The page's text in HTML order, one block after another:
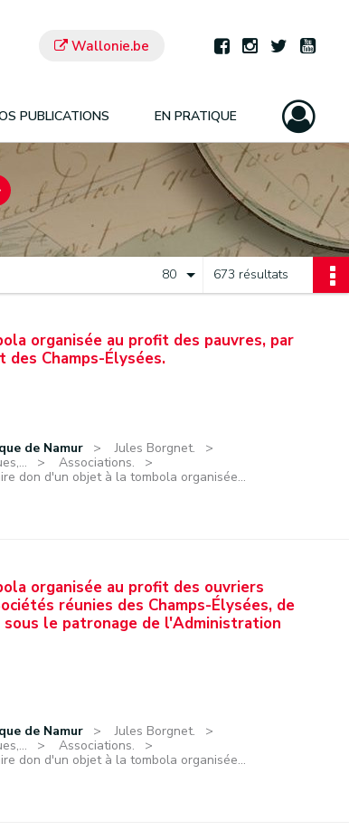
Wallonie.be
PUBLICATIONS EN PRATIQUE
673 résultats
80
organisée au profit des pauvres, par
des Champs-Élysées.
de Namur
Jules Borgnet.
Associations.
don d'un objet à la tombola organisée...
organisée au profit des ouvriers
réunies des Champs-Élysées, de
le patronage de l'Administration
de Namur
Jules Borgnet.
Associations.
don d'un objet à la tombola organisée...